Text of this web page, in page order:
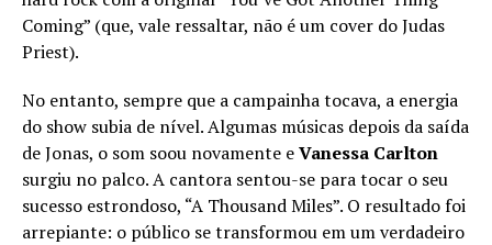
Coming” (que, vale ressaltar, não é um cover do Judas
Priest).
No entanto, sempre que a campainha tocava, a energia
do show subia de nível. Algumas músicas depois da saída
de Jonas, o som soou novamente eVanessa Carlton
surgiu no palco. A cantora sentou-se para tocar o seu
sucesso estrondoso, “A Thousand Miles”. O resultado foi
arrepiante: o público se transformou em um verdadeiro